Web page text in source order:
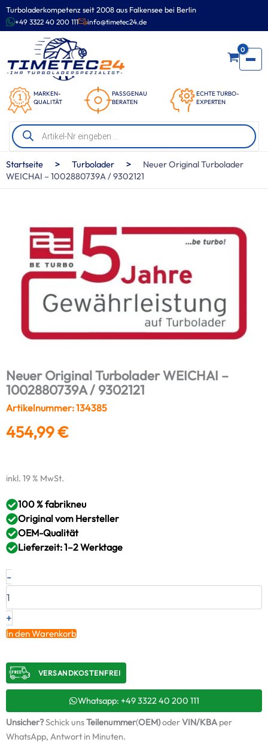
Turboladerkompetenz seit 2008 aus Falkensee bei Berlin
+49 3322 40 200 111 info@timetec24.de
MARKEN-
QUALITÄT
PASSGENAU
BERATEN
ECHTE TURBO-
EXPERTEN
0
Products
search
Zum
Inhalt
springen
Startseite > Turbolader >
Neuer Original Turbolader
WEICHAI – 1002880739A / 9302121
Neuer Original Turbolader WEICHAI –
1002880739A / 9302121
Artikelnummer: 134385
454,99€
inkl. 19 % MwSt.
100 % fabrikneu
Original vom Hersteller
OEM-Qualität
Lieferzeit: 1–2 Werktage
-
Neuer
Original
–
1002880739A
/
Menge
+
In den Warenkorb
VERSANDKOSTENFREI​
Whatsapp: +49 3322 40 200 111
Unsicher?Schick unsTeilenummer(OEM)oderVIN/KBAper
WhatsApp, Antwort in Minuten.